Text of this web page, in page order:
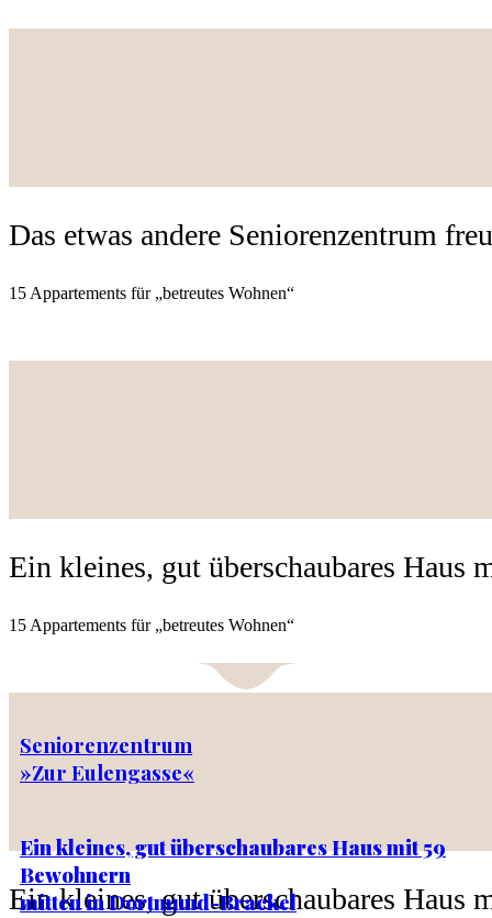
Das etwas andere Seniorenzentrum
15 Appartements für „betreutes Wohnen“
Ein kleines, gut überschaubares Haus
15 Appartements für „betreutes Wohnen“
Ein kleines, gut überschaubares Haus
Seniorenzentrum
»Zur Eulengasse«
Ein kleines, gut überschaubares Haus mit 59
Bewohnern
mitten in Dortmund-Brackel